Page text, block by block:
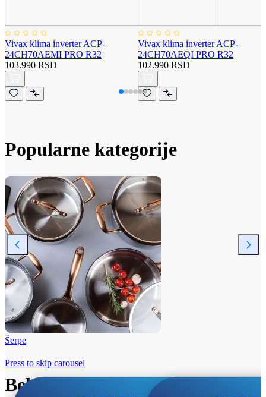
Vivax klima inverter ACP-
24CH70AEMI PRO R32
103.990 RSD
Vivax klima inverter ACP-
24CH70AEQI PRO R32
102.990 RSD
Popularne kategorije
Šerpe
Beko i Tesla super cene
Press to skip carousel